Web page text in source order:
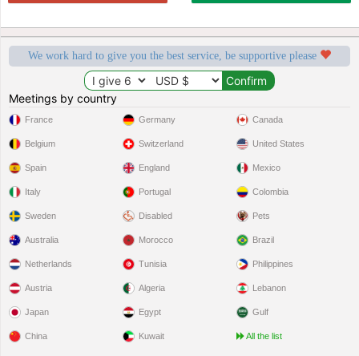
We work hard to give you the best service, be supportive please
Meetings by country
France
Belgium
Spain
Italy
Sweden
Germany
Switzerland
England
Portugal
Disabled
Canada
United States
Mexico
Colombia
Pets
Australia
Netherlands
Austria
Japan
China
Morocco
Tunisia
Algeria
Egypt
Kuwait
Brazil
Philippines
Lebanon
Gulf
All the list